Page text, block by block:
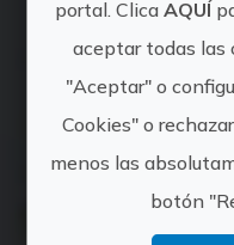
portal. Clica AQUÍ
aceptar todas las
"Aceptar" o
Cookies" o
menos las
botón